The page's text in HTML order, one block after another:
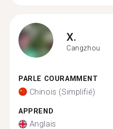
X.
Cangzhou
PARLE COURAMMENT
Chinois (Simplifié)
APPREND
Anglais